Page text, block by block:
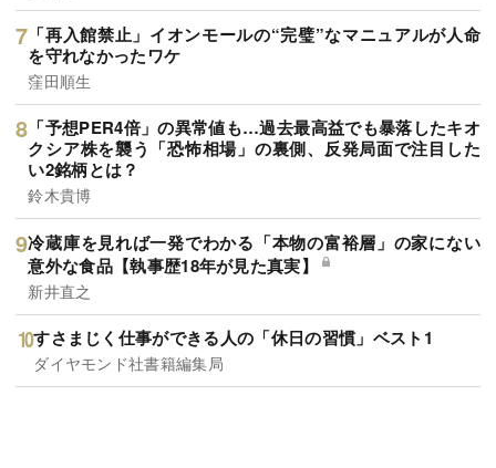
「再入館禁止」イオンモールの“完璧”なマニュアルが人命
を守れなかったワケ
窪田順生
「予想PER4倍」の異常値も…過去最高益でも暴落したキオ
クシア株を襲う「恐怖相場」の裏側、反発局面で注目した
い2銘柄とは？
鈴木貴博
冷蔵庫を見れば一発でわかる「本物の富裕層」の家にない
意外な食品【執事歴18年が見た真実】
新井直之
すさまじく仕事ができる人の「休日の習慣」ベスト1
ダイヤモンド社書籍編集局